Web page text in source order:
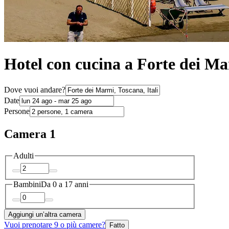
Hotel con cucina a Forte dei
Dove vuoi andare?
Date
Persone
Camera 1
Adulti
BambiniDa 0 a 17 anni
Aggiungi un’altra camera
Vuoi prenotare 9 o più camere? Fatto